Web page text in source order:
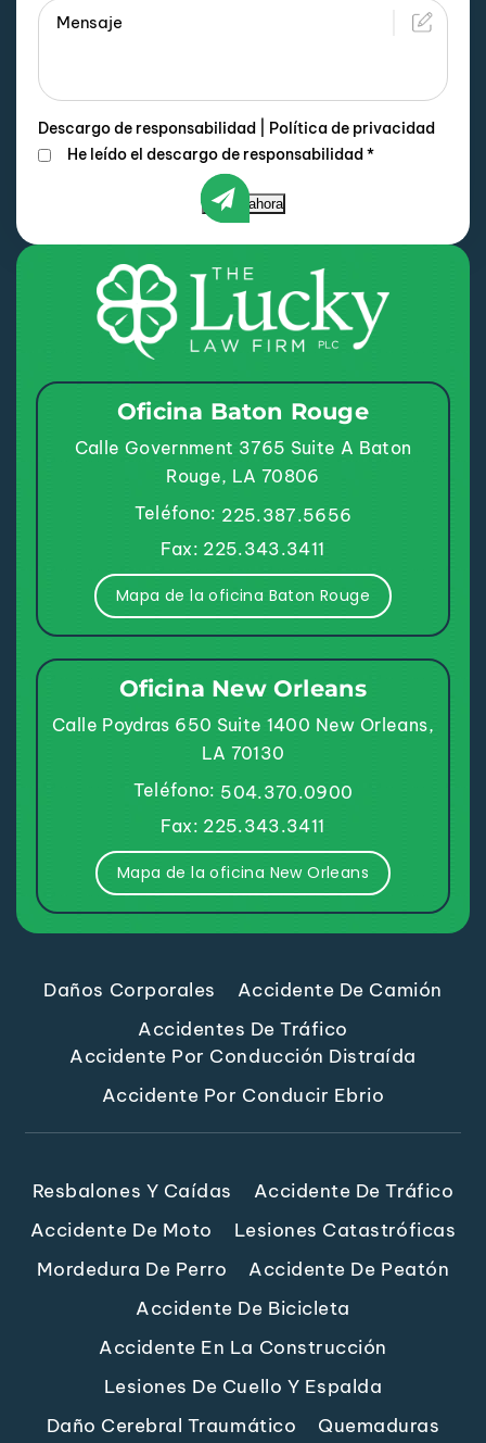
Descargo de responsabilidad
Política de privacidad
He leído el descargo de responsabilidad*
Enviar ahora
Oficina Baton Rouge
Calle Government 3765 Suite A Baton
Rouge, LA 70806
Teléfono: 225.387.5656
Fax: 225.343.3411
Mapa de la oficina Baton Rouge
Oficina New Orleans
Calle Poydras 650 Suite 1400 New Orleans,
LA 70130
Teléfono: 504.370.0900
Fax: 225.343.3411
Mapa de la oficina New Orleans
Daños Corporales
Accidente De Camión
Accidentes De Tráfico
Accidente Por Conducción Distraída
Accidente Por Conducir Ebrio
Resbalones Y Caídas
Accidente De Tráfico
Accidente De Moto
Lesiones Catastróficas
Mordedura De Perro
Accidente De Peatón
Accidente De Bicicleta
Accidente En La Construcción
Lesiones De Cuello Y Espalda
Daño Cerebral Traumático
Quemaduras